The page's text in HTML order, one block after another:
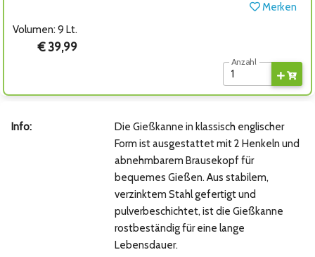
Merken
Volumen: 9 Lt.
€ 39,99
Anzahl
Info:
Die Gießkanne in klassisch englischer
Form ist ausgestattet mit 2 Henkeln und
abnehmbarem Brausekopf für
bequemes Gießen. Aus stabilem,
verzinktem Stahl gefertigt und
pulverbeschichtet, ist die Gießkanne
rostbeständig für eine lange
Lebensdauer.